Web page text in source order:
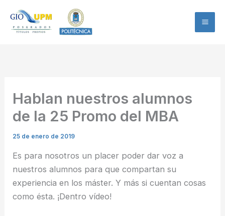
contenido
Hablan nuestros alumnos
de la 25 Promo del MBA
25 de enero de 2019
Es para nosotros un placer poder dar voz a
nuestros alumnos para que compartan su
experiencia en los máster. Y más si cuentan cosas
como ésta. ¡Dentro vídeo!